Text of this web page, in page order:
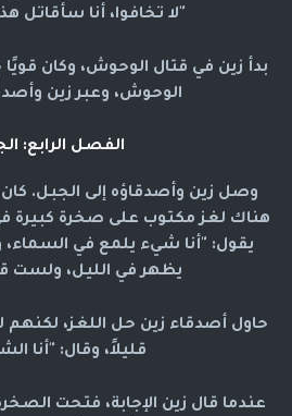
"لا تخافوا، أنا سأقاتل
بدأ زين في قتال الوحوش، وكان
الوحوش، وعبر زين
الفصل الرابع:
وصل زين وأصدقاؤه إلى الجبل. كان
هناك لغز مكتوب على صخرة كبيرة
يقول: "أنا شيء يلمع في
يظهر في الليل، ولست
حاول أصدقاء زين حل اللغز، لكنهم
قليلاً، وقال: "أنا
عندما قال زين الإجابة، فتحت